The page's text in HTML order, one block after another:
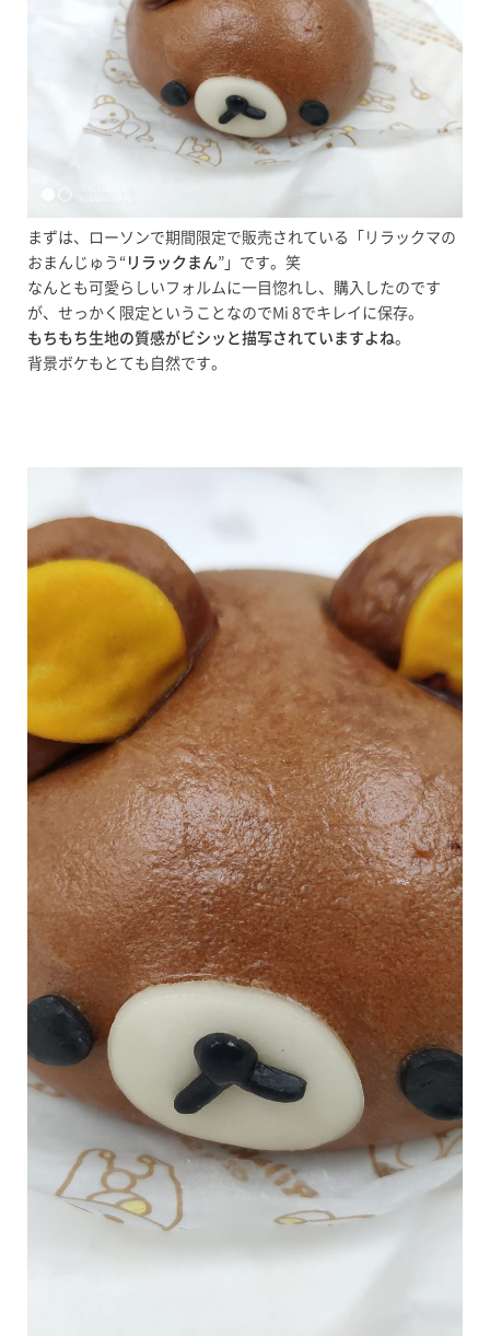
まずは、ローソンで期間限定で販売されている「リラックマの
おまんじゅう“ リラックまん”」です。笑
なんとも可愛らしいフォルムに一目惚れし、購入したのです
が、せっかく限定ということなのでMi 8でキレイに保存。
もちもち生地の質感がビシッと描写されていますよね。
背景ボケもとても自然です。